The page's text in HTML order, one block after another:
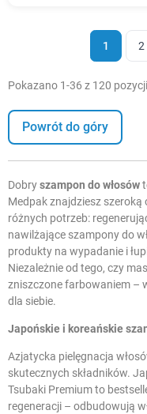
1 2
Pokazano 1-36 z 120 pozycji
Powrót do góry
Dobryszampon do włosów
Medpak znajdziesz
różnych potrzeb:
nawilżające szampony do
produkty na wypadanie i
Niezależnie od tego, czy
zniszczone farbowaniem –
dla siebie.
Japońskie i koreańskie
Azjatycka pielęgnacja
skutecznych składników.
Tsubaki Premium to
regeneracji – odbudowują